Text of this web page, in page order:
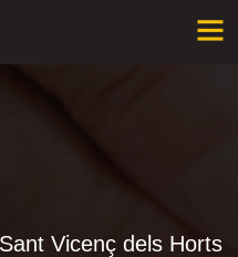
Vicenç dels Horts